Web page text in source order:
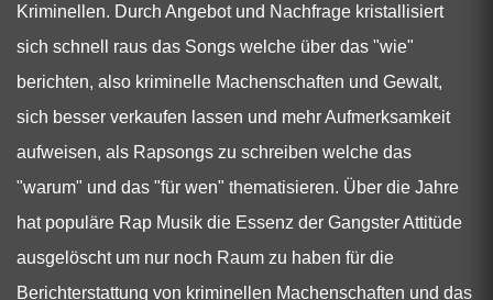
Kriminellen. Durch Angebot und Nachfrage kristallisiert
sich schnell raus das Songs welche über das "wie"
berichten, also kriminelle Machenschaften und Gewalt,
sich besser verkaufen lassen und mehr Aufmerksamkeit
aufweisen, als Rapsongs zu schreiben welche das
"warum" und das "für wen" thematisieren. Über die Jahre
hat populäre Rap Musik die Essenz der Gangster Attitüde
ausgelöscht um nur noch Raum zu haben für die
Berichterstattung von kriminellen Machenschaften und das